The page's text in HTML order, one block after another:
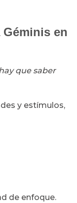
en
que saber
y estímulos,
de enfoque.